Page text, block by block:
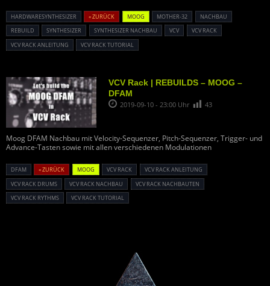
HARDWARESYNTHESIZER « ZURÜCK MOOG MOTHER-32
NACHBAU
REBUILD
SYNTHESIZER SYNTHESIZER NACHBAU VCV
VCV RACK
VCV RACK ANLEITUNG
VCV RACK TUTORIAL
VCV Rack | REBUILDS – MOOG –
DFAM
2019-09-10 - 23:00 Uhr 43
Moog DFAM Nachbau mit Velocity-Sequenzer, Pitch-Sequenzer, Trigger- und
Advance-Tasten sowie mit allen verschiedenen Modulationen
DFAM « ZURÜCK MOOG VCV RACK
VCV RACK ANLEITUNG
VCV RACK DRUMS
VCV RACK NACHBAU
VCV RACK NACHBAUTEN
VCV RACK RYTHMS
VCV RACK TUTORIAL